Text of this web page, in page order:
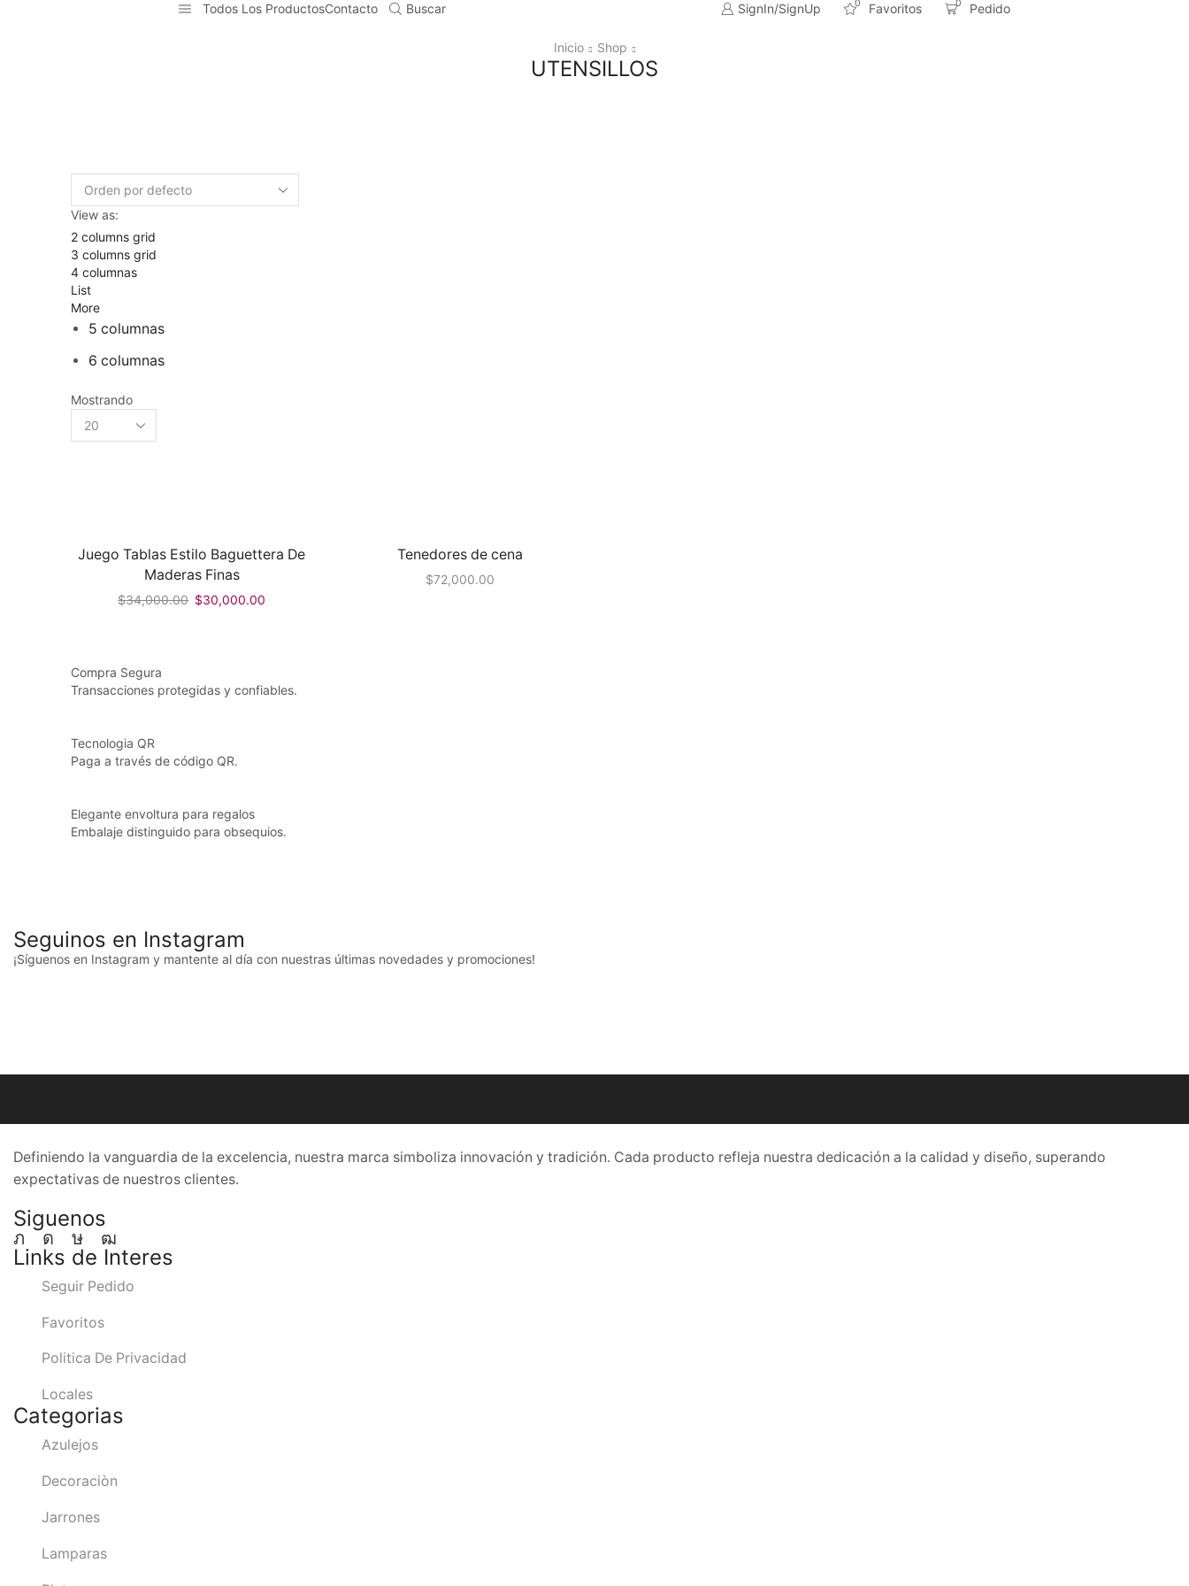
Todos Los ProductosContacto Buscar SignIn/SignUp 0 Favoritos 0 Pedido
Inicio Shop
UTENSILLOS
View as:
2 columns grid
3 columns grid
4 columnas
List
More
5 columnas
6 columnas
Mostrando
per
Juego Tablas Estilo Baguettera De
Maderas Finas
$34,000.00 $30,000.00
Tenedores de cena
$72,000.00
Compra Segura
Transacciones protegidas y confiables.
Tecnologia QR
Paga a través de código QR.
Elegante envoltura para regalos
Embalaje distinguido para obsequios.
Seguinos en Instagram
¡Síguenos en Instagram y mantente al día con nuestras últimas novedades y promociones!
Definiendo la vanguardia de la excelencia, nuestra marca simboliza innovación y tradición. Cada producto refleja nuestra dedicación a la calidad y diseño, superando
expectativas de nuestros clientes.
Siguenos
Twitter
Instagram
Tik-
tok
Youtube
Links de Interes
Seguir Pedido
Favoritos
Politica De Privacidad
Locales
Categorias
Azulejos
Decoraciòn
Jarrones
Lamparas